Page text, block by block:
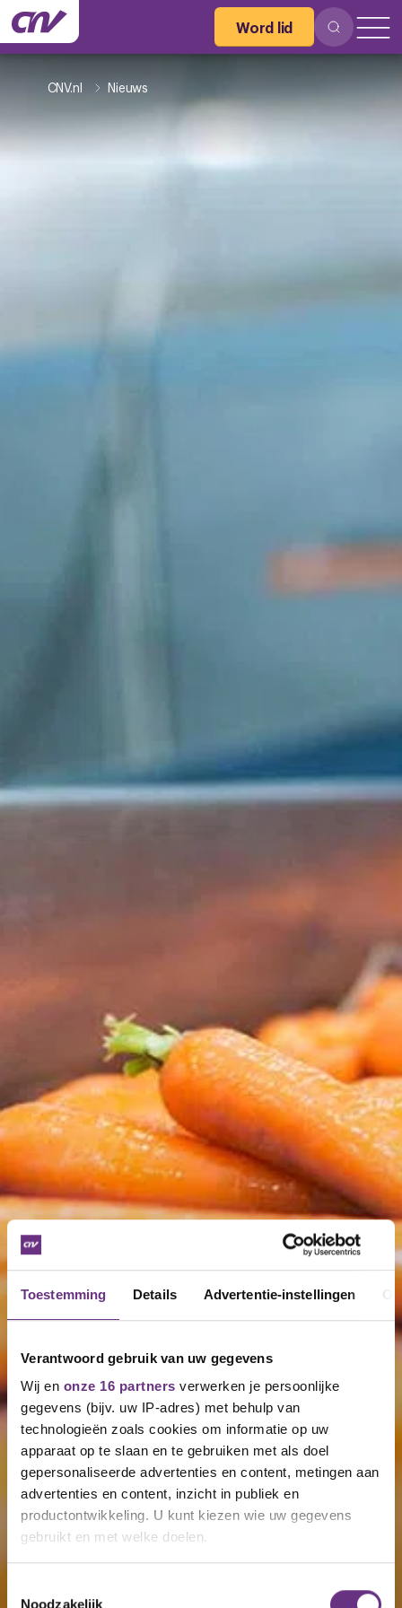
Toestemming Details Advertentie-instellingen
Verantwoord gebruik van uw gegevens
Wij en onze 16 partners verwerken je persoonlijke
gegevens (bijv. uw IP-adres) met behulp van
technologieën zoals cookies om informatie op uw
apparaat op te slaan en te gebruiken met als doel
gepersonaliseerde advertenties en content, metingen aan
advertenties en content, inzicht in publiek en
productontwikkeling. U kunt kiezen wie uw gegevens
gebruikt en met welke doelen.
Informatie verzamelen over uw geografische
Noodzakelijk
Word lid
CNV.nl Nieuws